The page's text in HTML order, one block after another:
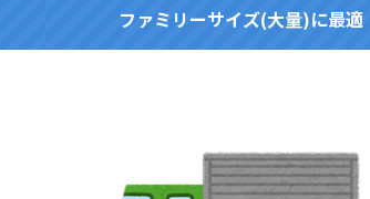
ファミリーサイズ(大量)に最適